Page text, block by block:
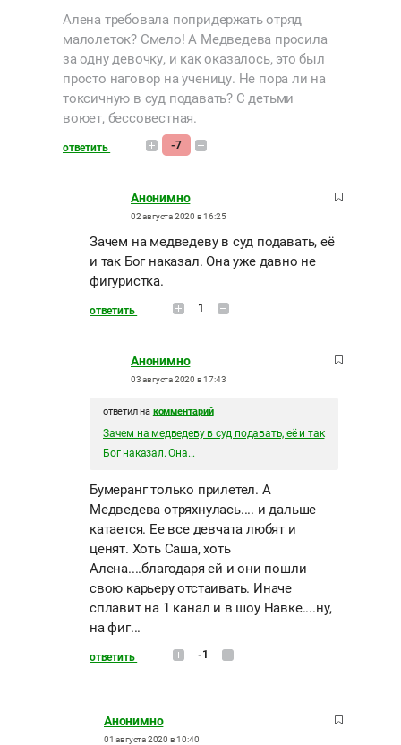
Алена требовала попридержать отряд
малолеток? Смело! А Медведева просила
за одну девочку, и как оказалось, это был
просто наговор на ученицу. Не пора ли на
токсичную в суд подавать? С детьми
воюет, бессовестная.
ответить -7
Анонимно
02 августа 2020 в 16:25
Зачем на медведеву в суд подавать, её
и так Бог наказал. Она уже давно не
фигуристка.
ответить 1
Анонимно
03 августа 2020 в 17:43
ответил на комментарий
Зачем на медведеву в суд подавать, её и так
Бог наказал. Она...
Бумеранг только прилетел. А
Медведева отряхнулась.... и дальше
катается. Ее все девчата любят и
ценят. Хоть Саша, хоть
Алена....благодаря ей и они пошли
свою карьеру отстаивать. Иначе
сплавит на 1 канал и в шоу Навке....ну,
на фиг...
ответить -1
Анонимно
01 августа 2020 в 10:40